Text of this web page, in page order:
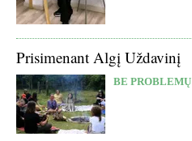
Prisimenant Algį Uždavinį
BE PROBLEMŲ